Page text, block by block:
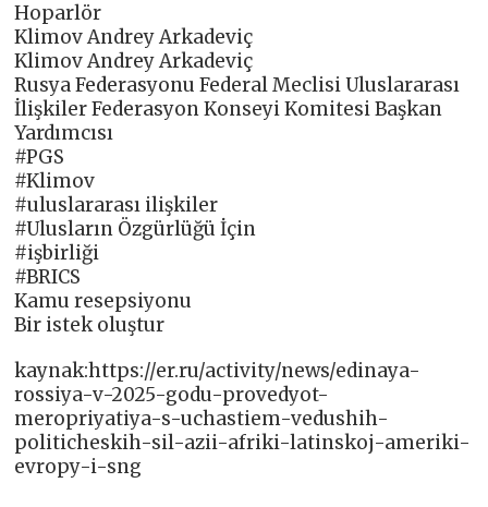
Hoparlör
Klimov Andrey Arkadeviç
Klimov Andrey Arkadeviç
Rusya Federasyonu Federal Meclisi Uluslararası
İlişkiler Federasyon Konseyi Komitesi Başkan
Yardımcısı
#PGS
#Klimov
#uluslararası ilişkiler
#Ulusların Özgürlüğü İçin
#işbirliği
#BRICS
Kamu resepsiyonu
Bir istek oluştur
kaynak:https://er.ru/activity/news/edinaya-
rossiya-v-2025-godu-provedyot-
meropriyatiya-s-uchastiem-vedushih-
politicheskih-sil-azii-afriki-latinskoj-ameriki-
evropy-i-sng